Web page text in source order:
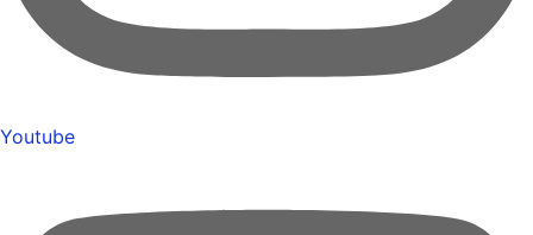
Youtube